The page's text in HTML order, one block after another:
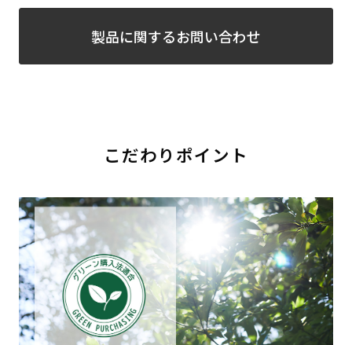
製品に関するお問い合わせ
こだわりポイント